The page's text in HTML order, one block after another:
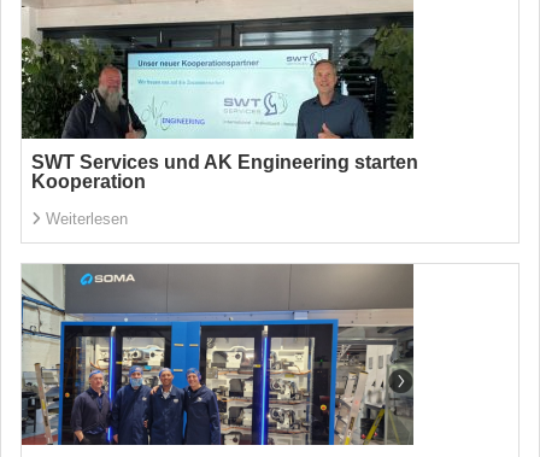
SWT Services und AK Engineering starten
Kooperation
Weiterlesen